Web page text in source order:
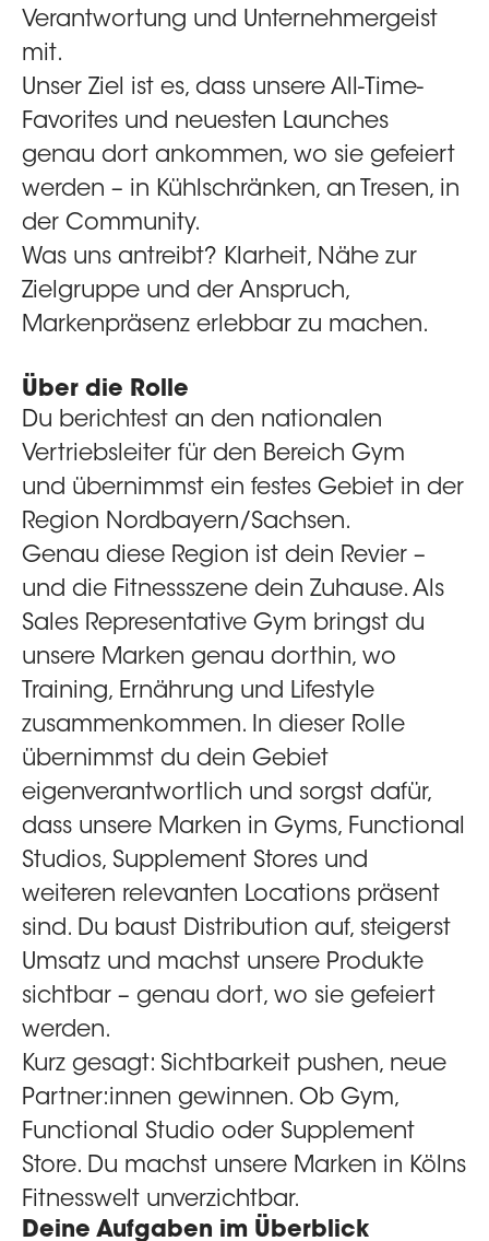
Verantwortung und Unternehmergeist
mit.
Unser Ziel ist es, dass unsere All-Time-
Favorites und neuesten Launches
genau dort ankommen, wo sie gefeiert
werden – in Kühlschränken, an Tresen, in
der Community.
Was uns antreibt? Klarheit, Nähe zur
Zielgruppe und der Anspruch,
Markenpräsenz erlebbar zu machen.
Über die Rolle
Du berichtest an den nationalen
Vertriebsleiter für den Bereich Gym
und übernimmst ein festes Gebiet in der
Region Nordbayern/Sachsen.
Genau diese Region ist dein Revier –
und die Fitnessszene dein Zuhause. Als
Sales Representative Gym bringst du
unsere Marken genau dorthin, wo
Training, Ernährung und Lifestyle
zusammenkommen. In dieser Rolle
übernimmst du dein Gebiet
eigenverantwortlich und sorgst dafür,
dass unsere Marken in Gyms, Functional
Studios, Supplement Stores und
weiteren relevanten Locations präsent
sind. Du baust Distribution auf, steigerst
Umsatz und machst unsere Produkte
sichtbar – genau dort, wo sie gefeiert
werden.
Kurz gesagt: Sichtbarkeit pushen, neue
Partner:innen gewinnen. Ob Gym,
Functional Studio oder Supplement
Store. Du machst unsere Marken in Kölns
Fitnesswelt unverzichtbar.
Deine Aufgaben im Überblick